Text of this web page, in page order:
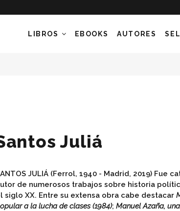
LIBROS EBOOKS AUTORES
Juliá
JULIÁ (Ferrol, 1940 - Madrid, 2019) Fue
de numerosos trabajos sobre historia
siglo XX. Entre su extensa obra cabe destacar
a la lucha de clases (1984);Manuel Azaña,